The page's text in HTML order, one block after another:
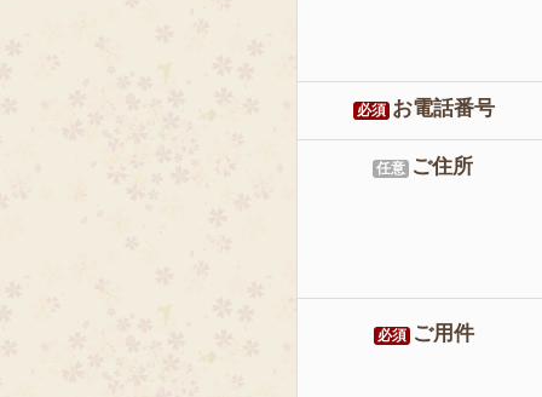
必須 お電話番号
任意 ご住所
必須 ご用件